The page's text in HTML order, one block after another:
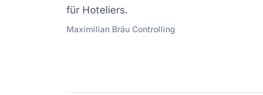
für Hoteliers.
Maximilian Bräu Controlling